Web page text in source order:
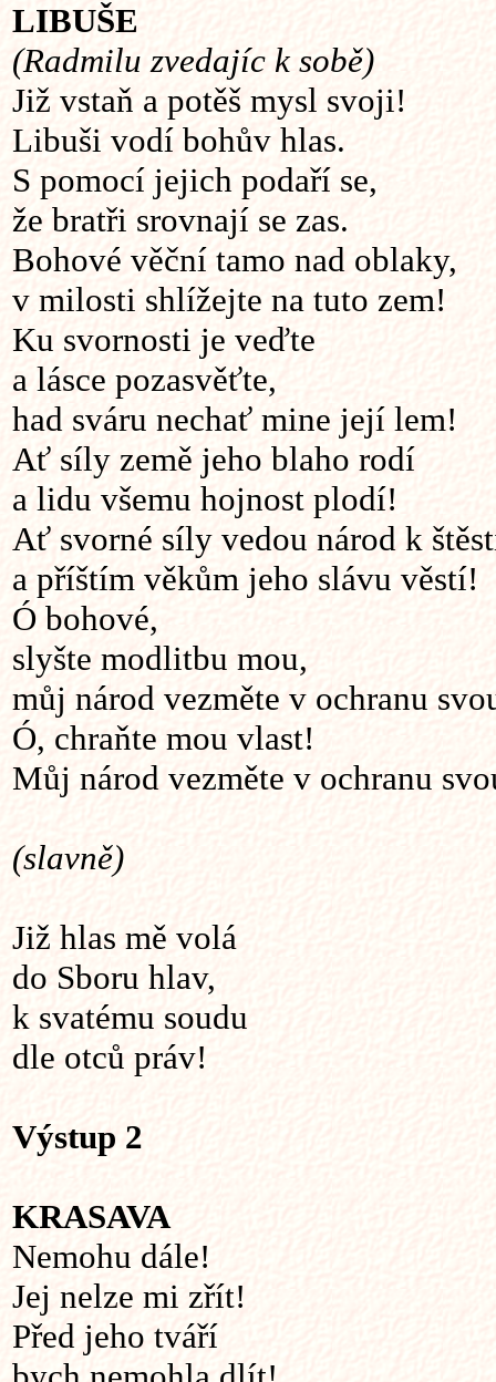
LIBUŠE
(Radmilu zvedajíc k sobě)
Již vstaň a potěš mysl svoji!
Libuši vodí bohův hlas.
S pomocí jejich podaří se,
že bratři srovnají se zas.
Bohové věční tamo nad oblaky,
v milosti shlížejte na tuto zem!
Ku svornosti je veďte
a lásce pozasvěťte,
had sváru nechať mine její lem!
Ať síly země jeho blaho rodí
a lidu všemu hojnost plodí!
Ať svorné síly vedou národ k
a příštím věkům jeho slávu věstí!
Ó bohové,
slyšte modlitbu mou,
můj národ vezměte v ochranu
Ó, chraňte mou vlast!
Můj národ vezměte v ochranu
(slavně)
Již hlas mě volá
do Sboru hlav,
k svatému soudu
dle otců práv!
Výstup 2
KRASAVA
Nemohu dále!
Jej nelze mi zřít!
Před jeho tváří